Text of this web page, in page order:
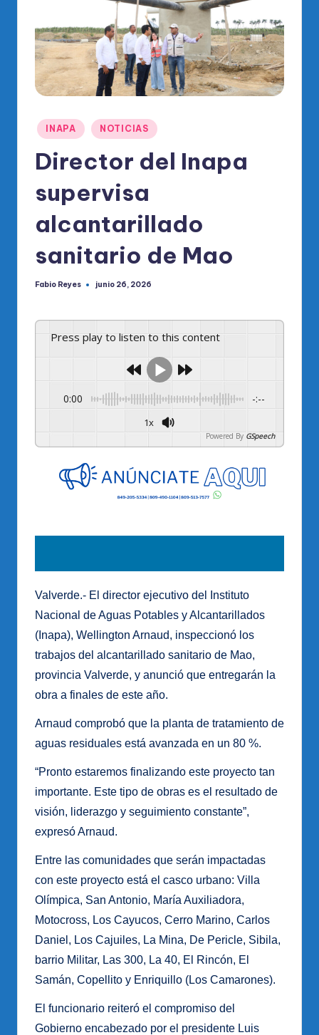
di
O
al
R
M
Publicado
en
INAPA NOTICIAS
Director del Inapa
supervisa
alcantarillado
sanitario de Mao
Publicado
Fabio Reyes junio 26, 2026
Press play to listen to this content
0:00 -:--
1x
Powered By GSpeech
Valverde.- El director ejecutivo del Instituto
Nacional de Aguas Potables y Alcantarillados
(Inapa), Wellington Arnaud, inspeccionó los
trabajos del alcantarillado sanitario de Mao,
provincia Valverde, y anunció que entregarán la
obra a finales de este año.
Arnaud comprobó que la planta de tratamiento de
aguas residuales está avanzada en un 80 %.
“Pronto estaremos finalizando este proyecto tan
importante. Este tipo de obras es el resultado de
visión, liderazgo y seguimiento constante”,
expresó Arnaud.
Entre las comunidades que serán impactadas
con este proyecto está el casco urbano: Villa
Olímpica, San Antonio, María Auxiliadora,
Motocross, Los Cayucos, Cerro Marino, Carlos
Daniel, Los Cajuiles, La Mina, De Pericle, Sibila,
barrio Militar, Las 300, La 40, El Rincón, El
Samán, Copellito y Enriquillo (Los Camarones).
El funcionario reiteró el compromiso del
Gobierno encabezado por el presidente Luis